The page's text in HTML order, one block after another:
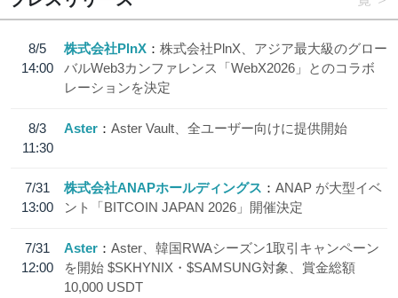
8/5
14:00
株式会社PlnX
株式会社PlnX、アジア最大級のグロー
バルWeb3カンファレンス「WebX2026」とのコラボ
レーションを決定
8/3
11:30
Aster Aster Vault、全ユーザー向けに提供開始
7/31
13:00
株式会社ANAPホールディングス
ANAP が大型イベ
ント「BITCOIN JAPAN 2026」開催決定
7/31
12:00
Aster
Aster、韓国RWAシーズン1取引キャンペーン
を開始 $SKHYNIX・$SAMSUNG対象、賞金総額
10,000 USDT